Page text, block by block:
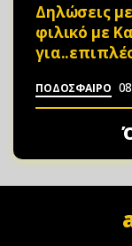
Δηλώσεις
φιλικό με
ΠΟΔΟΣΦΑΙΡΟ